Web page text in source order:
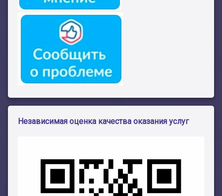
Независимая оценка качества оказания услуг